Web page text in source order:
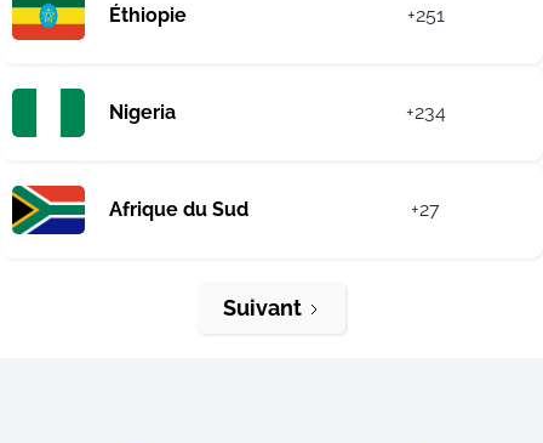
Éthiopie +251
Nigeria +234
Afrique du Sud +27
Suivant